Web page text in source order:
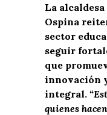
La
Ospina
sector
seguir
que
innovación
integral.
quienes